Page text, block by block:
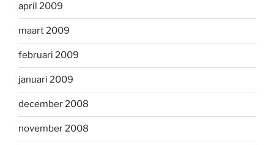
april 2009
maart 2009
februari 2009
januari 2009
december 2008
november 2008